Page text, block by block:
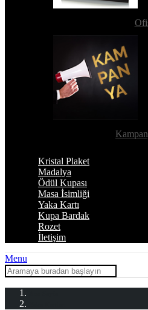
Kristal Plaket
Madalya
Ödül Kupası
Masa İsimliği
Yaka Kartı
Kupa Bardak
Rozet
İletişim
Menu